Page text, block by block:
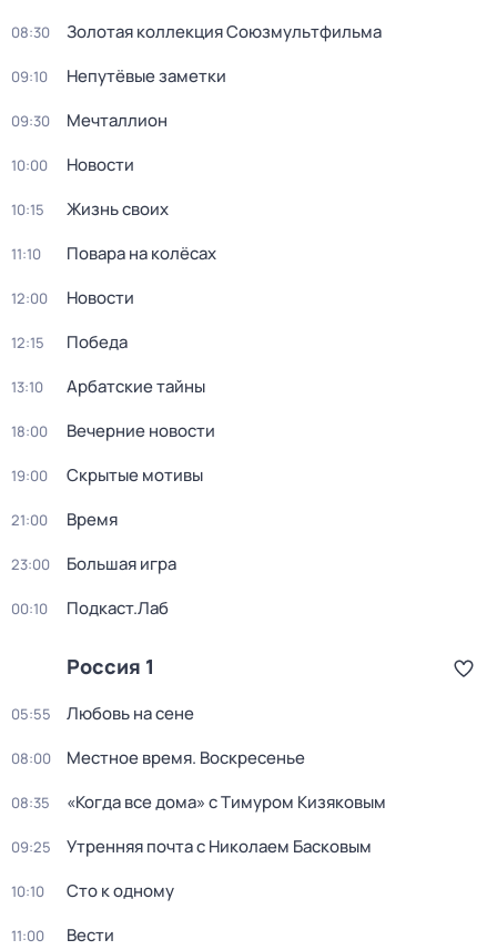
08:30 Золотая коллекция Союзмультфильма
09:10 Непутёвые заметки
09:30 Мечталлион
10:00 Новости
10:15 Жизнь своих
11:10 Повара на колёсах
12:00 Новости
12:15 Победа
13:10 Арбатские тайны
18:00 Вечерние новости
19:00 Скрытые мотивы
21:00 Время
23:00 Большая игра
00:10 Подкаст.Лаб
Россия 1
05:55 Любовь на сене
08:00 Местное время. Воскресенье
08:35 «Когда все дома» с Тимуром Кизяковым
09:25 Утренняя почта с Николаем Басковым
10:10 Сто к одному
11:00 Вести